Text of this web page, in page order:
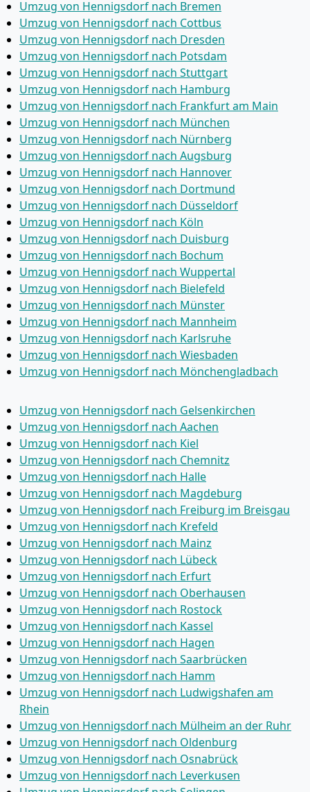
Umzug von Hennigsdorf nach Bremen
Umzug von Hennigsdorf nach Cottbus
Umzug von Hennigsdorf nach Dresden
Umzug von Hennigsdorf nach Potsdam
Umzug von Hennigsdorf nach Stuttgart
Umzug von Hennigsdorf nach Hamburg
Umzug von Hennigsdorf nach Frankfurt am Main
Umzug von Hennigsdorf nach München
Umzug von Hennigsdorf nach Nürnberg
Umzug von Hennigsdorf nach Augsburg
Umzug von Hennigsdorf nach Hannover
Umzug von Hennigsdorf nach Dortmund
Umzug von Hennigsdorf nach Düsseldorf
Umzug von Hennigsdorf nach Köln
Umzug von Hennigsdorf nach Duisburg
Umzug von Hennigsdorf nach Bochum
Umzug von Hennigsdorf nach Wuppertal
Umzug von Hennigsdorf nach Bielefeld
Umzug von Hennigsdorf nach Münster
Umzug von Hennigsdorf nach Mannheim
Umzug von Hennigsdorf nach Karlsruhe
Umzug von Hennigsdorf nach Wiesbaden
Umzug von Hennigsdorf nach Mönchen­gladbach
Umzug von Hennigsdorf nach Gelsenkirchen
Umzug von Hennigsdorf nach Aachen
Umzug von Hennigsdorf nach Kiel
Umzug von Hennigsdorf nach Chemnitz
Umzug von Hennigsdorf nach Halle
Umzug von Hennigsdorf nach Magdeburg
Umzug von Hennigsdorf nach Freiburg im Breisgau
Umzug von Hennigsdorf nach Krefeld
Umzug von Hennigsdorf nach Mainz
Umzug von Hennigsdorf nach Lübeck
Umzug von Hennigsdorf nach Erfurt
Umzug von Hennigsdorf nach Oberhausen
Umzug von Hennigsdorf nach Rostock
Umzug von Hennigsdorf nach Kassel
Umzug von Hennigsdorf nach Hagen
Umzug von Hennigsdorf nach Saarbrücken
Umzug von Hennigsdorf nach Hamm
Umzug von Hennigsdorf nach Ludwigshafen am
Rhein
Umzug von Hennigsdorf nach Mülheim an der Ruhr
Umzug von Hennigsdorf nach Oldenburg
Umzug von Hennigsdorf nach Osnabrück
Umzug von Hennigsdorf nach Leverkusen